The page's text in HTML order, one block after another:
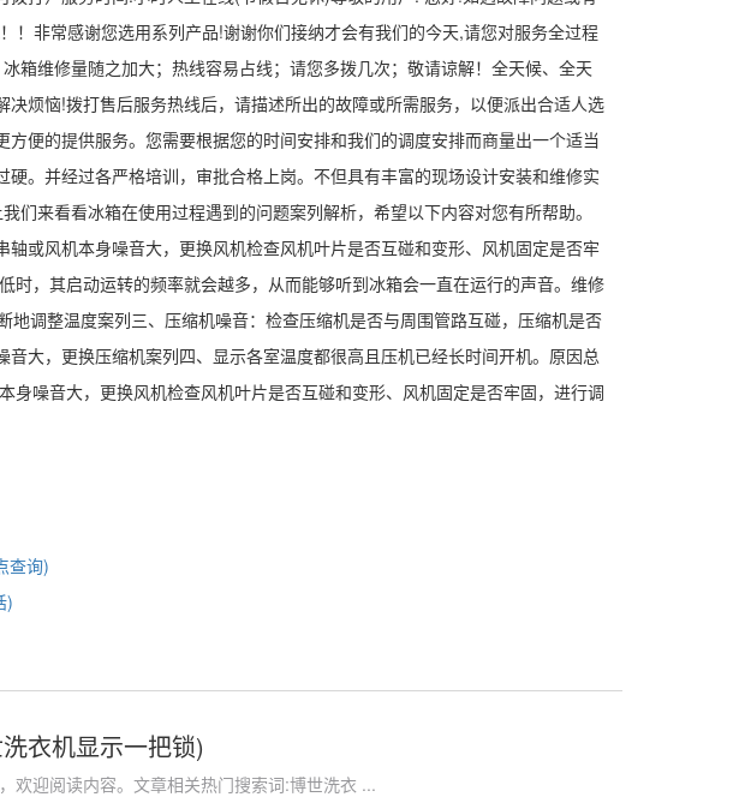
非常感谢您选用系列产品!谢谢你们接纳才会有我们的今天,请您对服务全过程
箱维修量随之加大；热线容易占线；请您多拨几次；敬请谅解！全天候、全天
烦恼!拨打售后服务热线后，请描述所出的故障或所需服务，以便派出合适人选
便的提供服务。您需要根据您的时间安排和我们的调度安排而商量出一个适当
。并经过各严格培训，审批合格上岗。不但具有丰富的现场设计安装和维修实
来看看冰箱在使用过程遇到的问题案列解析，希望以下内容对您有所帮助。
或风机本身噪音大，更换风机检查风机叶片是否互碰和变形、风机固定是否牢
，其启动运转的频率就会越多，从而能够听到冰箱会一直在运行的声音。维修
调整温度案列三、压缩机噪音：检查压缩机是否与周围管路互碰，压缩机是否
大，更换压缩机案列四、显示各室温度都很高且压机已经长时间开机。原因总
噪音大，更换风机检查风机叶片是否互碰和变形、风机固定是否牢固，进行调
查询)
)
衣机显示一把锁)
欢迎阅读内容。文章相关热门搜索词:博世洗衣 ...